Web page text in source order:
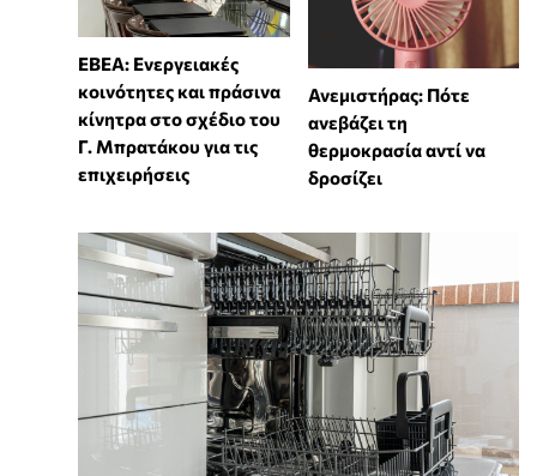
ΕΒΕΑ: Ενεργειακές
κοινότητες και πράσινα
κίνητρα στο σχέδιο του
Γ. Μπρατάκου για τις
επιχειρήσεις
Ανεμιστήρας: Πότε
ανεβάζει τη
θερμοκρασία αντί να
δροσίζει